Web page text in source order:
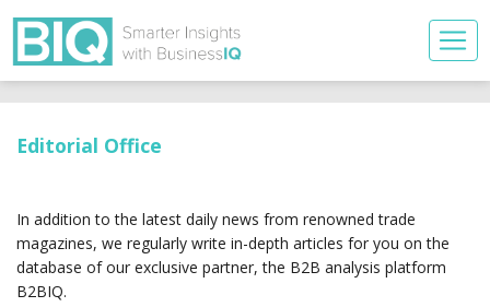
Editorial Office
In addition to the latest daily news from renowned trade
magazines, we regularly write in-depth articles for you on the
database of our exclusive partner, the B2B analysis platform
B2BIQ.